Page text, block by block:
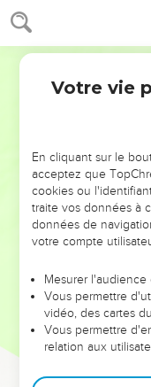
Romains 15
27 C’est une libre
devaient bien : car si
spirituels qui
tour, les assister de
Lorsque je me
prendrai le chemin de
vous.
Et je sais que
la pleine bénédiction
Je vous le
Christ et par l’amour
moi, en priant Dieu
Qu’il me fasse
permette que l’aide
Votre vie
En cliquant sur le
acceptez que
cookies ou
traite vos données à
données de
votre compte
Mesurer
Vous permettre
vidéo, des cartes
Vous permettre
relation aux